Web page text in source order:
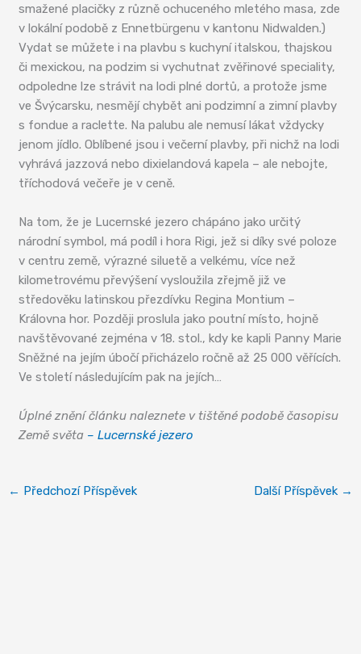
smažené placičky z různě ochuceného mletého masa, zde
v lokální podobě z Ennetbürgenu v kantonu Nidwalden.)
Vydat se můžete i na plavbu s kuchyní italskou, thajskou
či mexickou, na podzim si vychutnat zvěřinové speciality,
odpoledne lze strávit na lodi plné dortů, a protože jsme
ve Švýcarsku, nesmějí chybět ani podzimní a zimní plavby
s fondue a raclette. Na palubu ale nemusí lákat vždycky
jenom jídlo. Oblíbené jsou i večerní plavby, při nichž na lodi
vyhrává jazzová nebo dixielandová kapela – ale nebojte,
tříchodová večeře je v ceně.
Na tom, že je Lucernské jezero chápáno jako určitý
národní symbol, má podíl i hora Rigi, jež si díky své poloze
v centru země, výrazné siluetě a velkému, více než
kilometrovému převýšení vysloužila zřejmě již ve
středověku latinskou přezdívku Regina Montium –
Královna hor. Později proslula jako poutní místo, hojně
navštěvované zejména v 18. stol., kdy ke kapli Panny Marie
Sněžné na jejím úbočí přicházelo ročně až 25 000 věřících.
Ve století následujícím pak na jejích…
Úplné znění článku naleznete v tištěné podobě časopisu
Země světa – Lucernské jezero
← Předchozí Příspěvek Další Příspěvek →